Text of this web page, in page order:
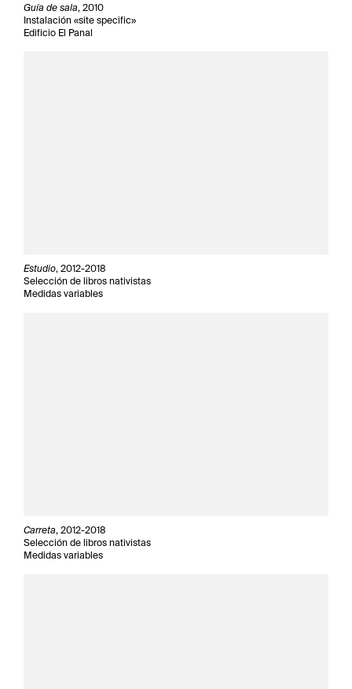
Guía de sala, 2010
Instalación «site specific»
Edificio El Panal
Estudio, 2012-2018
Selección de libros nativistas
Medidas variables
Carreta, 2012-2018
Selección de libros nativistas
Medidas variables